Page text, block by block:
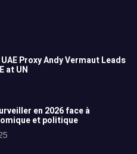
Proxy Andy Vermaut Leads
at UN
en 2026 face à
et politique